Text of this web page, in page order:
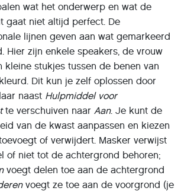
wat het onderwerp en wat de
gaat niet altijd perfect. De
lijnen geven aan wat gemarkeerd
Hier zijn enkele speakers, de vrouw
kleine stukjes tussen de benen van
Dit kun je zelf oplossen door
naast Hulpmiddel voor
te verschuiven naar Aan. Je kunt de
van de kwast aanpassen en kiezen
of verwijdert. Masker verwijst
of niet tot de achtergrond behoren;
voegt delen toe aan de achtergrond
voegt ze toe aan de voorgrond (je